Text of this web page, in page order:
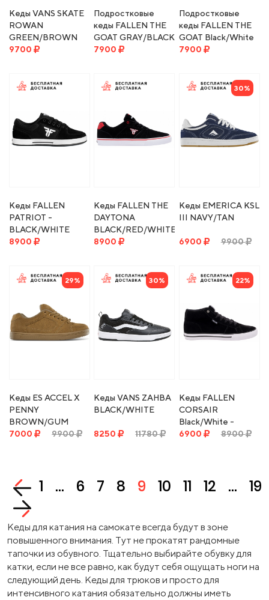
Кеды VANS SKATE
ROWAN
GREEN/BROWN
9700
Подростковые
кеды FALLEN THE
GOAT GRAY/BLACK
5US
7900
Подростковые
кеды FALLEN THE
GOAT Black/White
5US
7900
Кеды FALLEN
PATRIOT -
BLACK/WHITE
8900
Кеды FALLEN THE
DAYTONA
BLACK/RED/WHITE
(DALTON DERN)
8900
30%
Кеды EMERICA KSL
III NAVY/TAN
6900 9900
29%
Кеды ES ACCEL X
PENNY
BROWN/GUM
7000
9900
30%
Кеды VANS ZAHBA
BLACK/WHITE
8250 11780
22%
Кеды FALLEN
CORSAIR
Black/White -
GARRET HILL
6900 8900
1 ... 6 7 8 9 10 11 12 ... 19
Кеды для катания на самокате всегда будут в зоне
повышенного внимания. Тут не прокатят рандомные
тапочки из обувного. Тщательно выбирайте обувку для
катки, если не все равно, как будут себя ощущать ноги на
следующий день. Кеды для трюков и просто для
интенсивного катания обязательно должны иметь